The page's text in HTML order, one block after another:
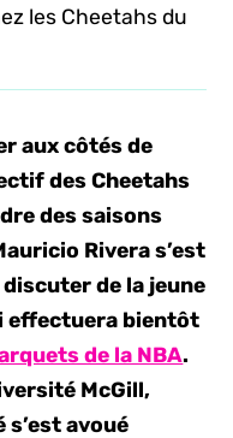
les Cheetahs du
aux côtés de
des Cheetahs
des saisons
Rivera s’est
de la jeune
effectuera bientôt
de la NBA.
McGill,
s’est avoué